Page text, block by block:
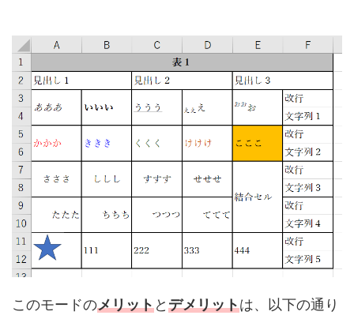
このモードのメリットとデメリットは、以下の通り